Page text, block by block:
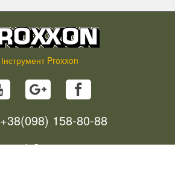
Інструмент Proxxon
+38(098) 158-80-88
info@proxxon.in.ua